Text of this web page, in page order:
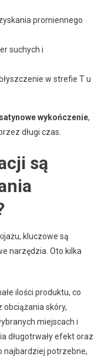
promiennego
suchych i
w strefie T u
satynowe wykończenie,
długi czas.
są
kluczowe są
narzędzia. Oto kilka
ilości produktu, co
skóry,
miejscach i
długotrwały efekt oraz
najbardziej potrzebne,